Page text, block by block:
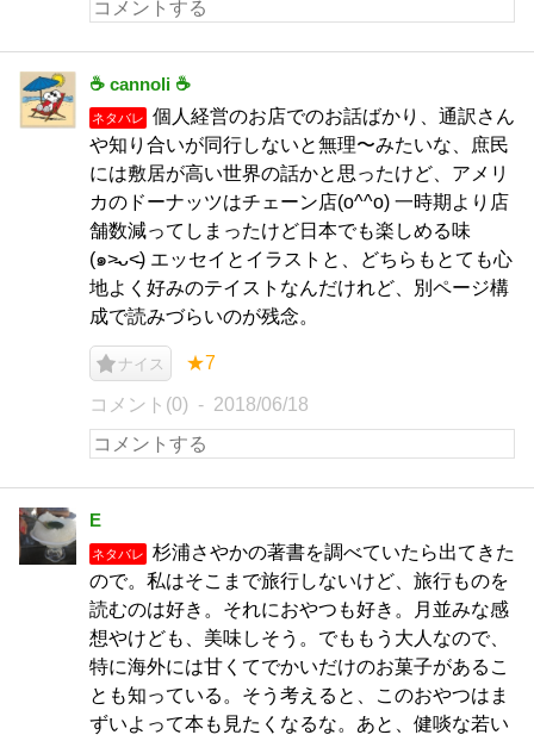
☕️ cannoli ☕️
ネタバレ
個人経営のお店でのお話ばかり、通訳さん
や知り合いが同行しないと無理〜みたいな、庶民
には敷居が高い世界の話かと思ったけど、アメリ
カのドーナッツはチェーン店(o^^o) 一時期より店
舗数減ってしまったけど日本でも楽しめる味
(๑˃̵ᴗ˂̵) エッセイとイラストと、どちらもとても心
地よく好みのテイストなんだけれど、別ページ構
成で読みづらいのが残念。
ナイス ★7
コメント(0) 2018/06/18
E
ネタバレ
杉浦さやかの著書を調べていたら出てきた
ので。私はそこまで旅行しないけど、旅行ものを
読むのは好き。それにおやつも好き。月並みな感
想やけども、美味しそう。でももう大人なので、
特に海外には甘くてでかいだけのお菓子があるこ
とも知っている。そう考えると、このおやつはま
ずいよって本も見たくなるな。あと、健啖な若い